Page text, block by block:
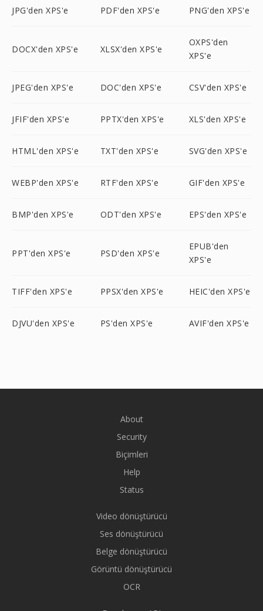
JPG'den XPS'e PDF'den XPS'e PNG'den XPS'e
DOCX'den XPS'e XLSX'den XPS'e
OXPS'den
XPS'e
JPEG'den XPS'e DOC'den XPS'e CSV'den XPS'e
JFIF'den XPS'e PPTX'den XPS'e XLS'den XPS'e
HTML'den XPS'e TXT'den XPS'e SVG'den XPS'e
WEBP'den XPS'e RTF'den XPS'e GIF'den XPS'e
BMP'den XPS'e ODT'den XPS'e EPS'den XPS'e
PPT'den XPS'e PSD'den XPS'e
EPUB'den
XPS'e
TIFF'den XPS'e PPSX'den XPS'e HEIC'den XPS'e
DJVU'den XPS'e PS'den XPS'e AVIF'den XPS'e
About
Security
Biçimleri
Help
Status
Video dönüştürücü
Ses dönüştürücü
Belge dönüştürücü
Görüntü dönüştürücü
OCR